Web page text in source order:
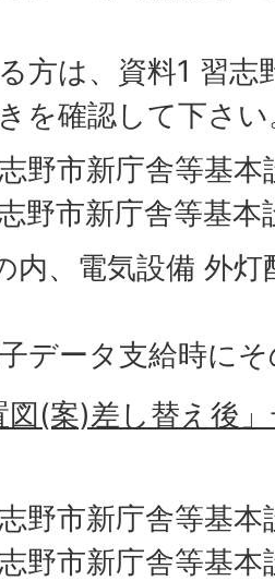
方は、資料1 習志
を確認して下さい
野市新庁舎等基本
野市新庁舎等基本
内、電気設備 外
データ支給時に
図(案)差し替え後
野市新庁舎等基本
野市新庁舎等基